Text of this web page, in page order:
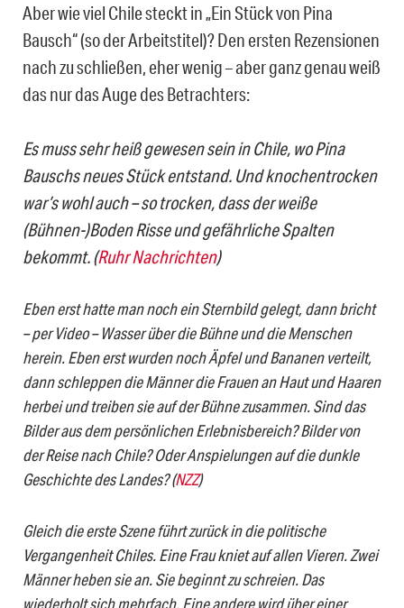
Aber wie viel Chile steckt in „Ein Stück von Pina
Bausch“ (so der Ar­beits­titel)? Den ersten Rezensionen
nach zu schließen, eher wenig – aber ganz genau weiß
das nur das Auge des Betrachters:
Es muss sehr heiß gewesen sein in Chile, wo Pina
Bauschs neues Stück entstand. Und knochentrocken
war’s wohl auch – so trocken, dass der weiße
(Bühnen-)Boden Risse und gefährliche Spalten
bekommt. (Ruhr Nachrichten)
Eben erst hatte man noch ein Sternbild gelegt, dann bricht
– per Video – Wasser über die Bühne und die Menschen
herein. Eben erst wurden noch Äpfel und Bananen verteilt,
dann schleppen die Männer die Frauen an Haut und Haaren
herbei und treiben sie auf der Bühne zusammen. Sind das
Bilder aus dem persönlichen Erlebnisbereich? Bilder von
der Reise nach Chile? Oder Anspielungen auf die dunkle
Geschichte des Landes? (NZZ)
Gleich die erste Szene führt zurück in die politische
Vergangenheit Chi­les. Eine Frau kniet auf allen Vieren. Zwei
Männer heben sie an. Sie be­ginnt zu schreien. Das
wiederholt sich mehrfach. Eine andere wird über einer